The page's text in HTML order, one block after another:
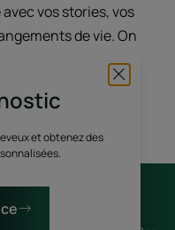
et obtenez des
vos stories, vos
de vie. On
avec du vrai et du